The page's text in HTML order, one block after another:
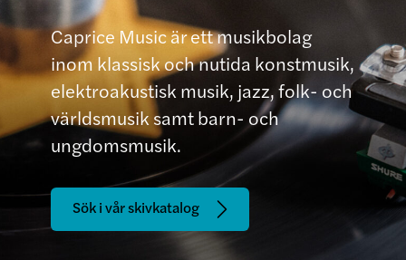
Caprice Music är ett musikbolag
inom klassisk och nutida konstmusik,
elektroakustisk musik, jazz, folk- och
världsmusik samt barn- och
ungdomsmusik.
Sök i vår skivkatalog